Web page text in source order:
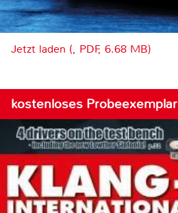
Jetzt laden (, PDF, 6.68 MB)
kostenloses Probeexemplar